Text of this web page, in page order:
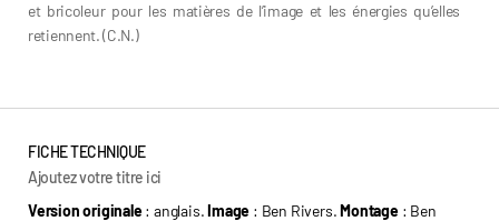
et bricoleur pour les matières de l’image et les énergies qu’elles
retiennent. (C.N.)
FICHE TECHNIQUE
Ajoutez votre titre ici
Version originale: anglais.Image : Ben Rivers.Montage: Ben